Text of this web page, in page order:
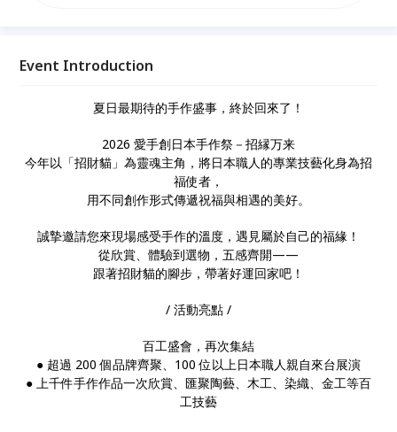
家吧！
Event Introduction
夏日最期待的手作盛事，終於回來了！
2026 愛手創日本手作祭－招縁万来
今年以「招財貓」為靈魂主角，將日本職人的專業技藝化身為招
福使者，
用不同創作形式傳遞祝福與相遇的美好。
誠摯邀請您來現場感受手作的溫度，遇見屬於自己的福緣！
從欣賞、體驗到選物，五感齊開——
跟著招財貓的腳步，帶著好運回家吧！
/ 活動亮點 /
百工盛會，再次集結
●︎ 超過 200 個品牌齊聚、100 位以上日本職人親自來台展演
●︎ 上千件手作作品一次欣賞、匯聚陶藝、木工、染織、金工等百
工技藝